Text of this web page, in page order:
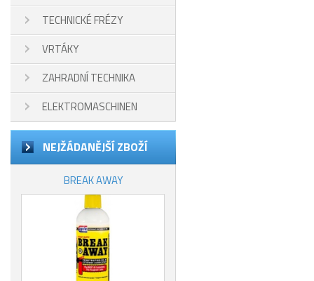
TECHNICKÉ FRÉZY
VRTÁKY
ZAHRADNÍ TECHNIKA
ELEKTROMASCHINEN
NEJŽÁDANĚJŠÍ ZBOŽÍ
BREAK AWAY